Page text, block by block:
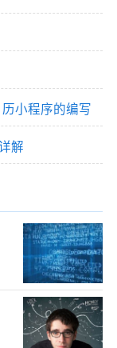
小程序的编写
解